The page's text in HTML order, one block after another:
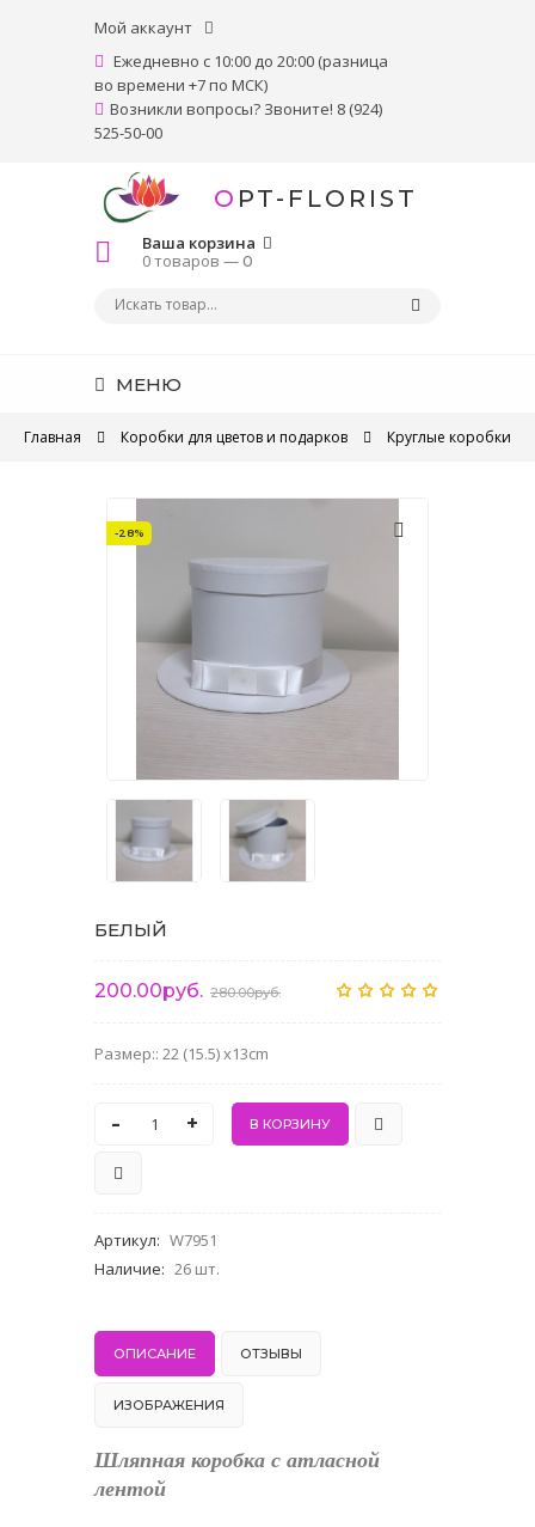
Мой аккаунт
Ежедневно с 10:00 до 20:00 (разница
во времени +7 по МСК)
Возникли вопросы? Звоните! 8 (924)
525-50-00
OPT-FLORIST
Ваша корзина
0 товаров —0
МЕНЮ
Главная Коробки для цветов и подарков Круглые коробки
-28%
БЕЛЫЙ
200.00руб. 280.00руб.
Размер:: 22 (15.5) x13cm
- +
Артикул: W7951
Наличие: 26 шт.
ОПИСАНИЕ ОТЗЫВЫ
ИЗОБРАЖЕНИЯ
Шляпная коробка с атласной
лентой